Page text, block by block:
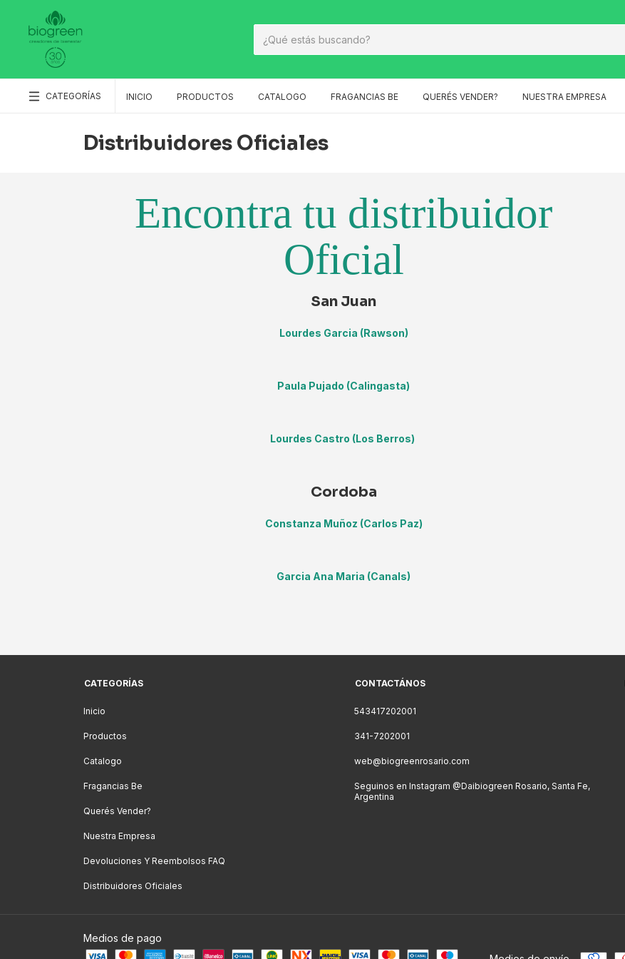
CATEGORÍAS INICIO PRODUCTOS CATALOGO FRAGANCIAS BE QUERÉS VENDER? NUESTRA EMPRESA
Distribuidores Oficiales
Encontra tu distribuidor
Oficial
San Juan
Lourdes Garcia (Rawson)
Paula Pujado (Calingasta)
Lourdes Castro (Los Berros)
Cordoba
Constanza Muñoz (Carlos Paz)
Garcia Ana Maria (Canals)
CATEGORÍAS
Inicio
Productos
Catalogo
Fragancias Be
Querés Vender?
Nuestra Empresa
Devoluciones Y Reembolsos FAQ
Distribuidores Oficiales
CONTACTÁNOS
543417202001
341-7202001
web@biogreenrosario.com
Seguinos en Instagram @Daibiogreen Rosario, Santa Fe,
Argentina
Medios de pago